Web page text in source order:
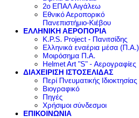
2ο ΕΠΑΛ Αιγάλεω
Εθνικό Αεροπορικό
Πανεπιστήμιο-Κιέβου
ΕΛΛΗΝΙΚΗ ΑΕΡΟΠΟΡΙΑ
K.P.S. Project - Πανιτσίδης
Ελληνικά εναέρια μέσα (Π.Α.)
Μοιρόσημα Π.Α.
Helmet Art "S" - Αερογραφίες
ΔΙΑΧΕΙΡΙΣΗ ΙΣΤΟΣΕΛΙΔΑΣ
Περί Πνευματικής Ιδιοκτησίας
Βιογραφικό
Πηγές
Χρήσιμοι σύνδεσμοι
ΕΠΙΚΟΙΝΩΝΙΑ